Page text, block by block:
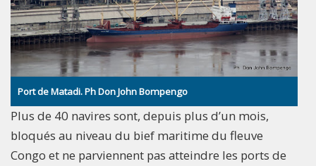
Port de Matadi. Ph Don John Bompengo
Plus de 40 navires sont, depuis plus d’un mois,
bloqués au niveau du bief maritime du fleuve
Congo et ne parviennent pas atteindre les ports de